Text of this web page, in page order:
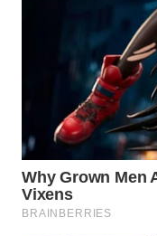
PERAPKI
NEWS
SONYA